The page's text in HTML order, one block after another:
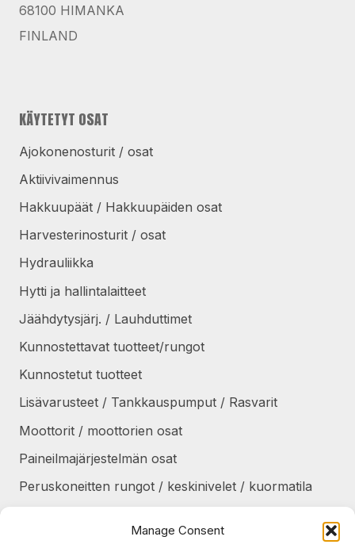
Manage Consent
68100 HIMANKA
FINLAND
KÄYTETYT OSAT
Ajokonenosturit / osat
Aktiivivaimennus
Hakkuupäät / Hakkuupäiden osat
Harvesterinosturit / osat
Hydrauliikka
Hytti ja hallintalaitteet
Jäähdytysjärj. / Lauhduttimet
Kunnostettavat tuotteet/rungot
Kunnostetut tuotteet
Lisävarusteet / Tankkauspumput / Rasvarit
Moottorit / moottorien osat
Paineilmajärjestelmän osat
Peruskoneitten rungot / keskinivelet / kuormatila